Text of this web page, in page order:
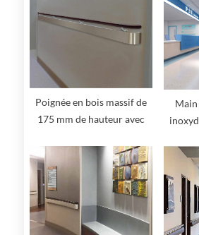
Poignée en bois massif de
175 mm de hauteur avec
inoxydable